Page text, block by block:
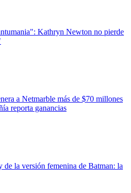
Kathryn Newton no pierde
a Netmarble más de $70 millones
reporta ganancias
la versión femenina de Batman: la